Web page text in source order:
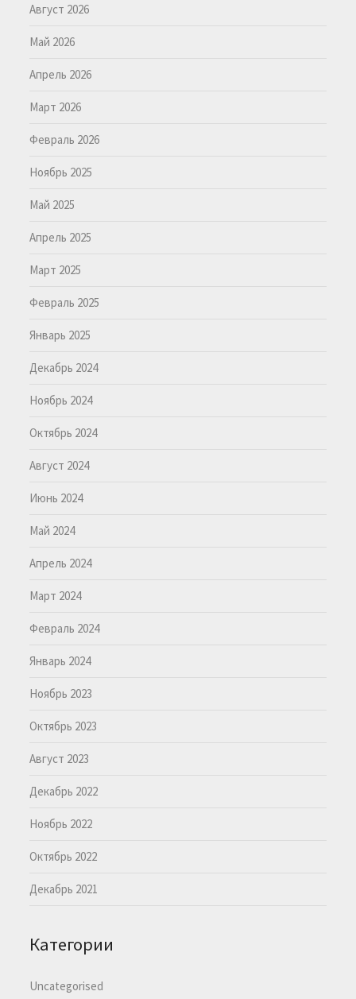
Август 2026
Май 2026
Апрель 2026
Март 2026
Февраль 2026
Ноябрь 2025
Май 2025
Апрель 2025
Март 2025
Февраль 2025
Январь 2025
Декабрь 2024
Ноябрь 2024
Октябрь 2024
Август 2024
Июнь 2024
Май 2024
Апрель 2024
Март 2024
Февраль 2024
Январь 2024
Ноябрь 2023
Октябрь 2023
Август 2023
Декабрь 2022
Ноябрь 2022
Октябрь 2022
Декабрь 2021
Категории
Uncategorised